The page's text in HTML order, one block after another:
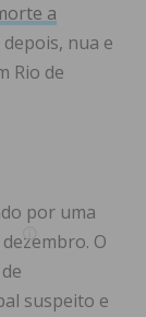
a
nua e
Rio de
por uma
O
suspeito e